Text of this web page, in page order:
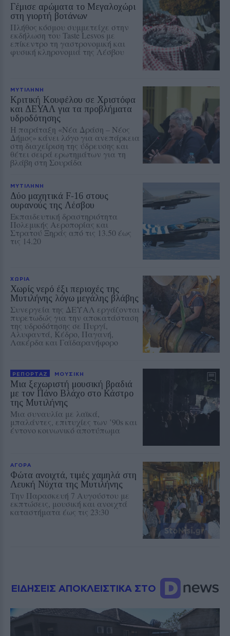
Γέμισε αρώματα το Μεγαλοχώρι
στη γιορτή βοτάνων
Πλήθος κόσμου συμμετείχε στην
εκδήλωση του Taste Lesvos με
επίκεντρο τη γαστρονομική και
φυσική κληρονομιά της Λέσβου
ΜΥΤΙΛΗΝΗ
Κριτική Κουφέλου σε Χριστόφα
και ΔΕΥΑΛ για τα προβλήματα
υδροδότησης
Η παράταξη «Νέα Δράση – Νέος
Δήμος» κάνει λόγο για ανεπάρκεια
στη διαχείριση της ύδρευσης και
θέτει σειρά ερωτημάτων για τη
βλάβη στη Σουράδα
ΜΥΤΙΛΗΝΗ
Δύο μαχητικά F‑16 στους
ουρανούς της Λέσβου
Εκπαιδευτική δραστηριότητα
Πολεμικής Αεροπορίας και
Στρατού Ξηράς από τις 13.50 έως
τις 14.20
ΧΩΡΙΑ
Χωρίς νερό έξι περιοχές της
Μυτιλήνης λόγω μεγάλης βλάβης
Συνεργεία της ΔΕΥΑΛ εργάζονται
πυρετωδώς για την αποκατάσταση
της υδροδότησης σε Πυργί,
Αλυφαντά, Κέδρο, Παγανή,
Λακέρδα και Γαϊδαρανήφορο
ΡΕΠΟΡΤΑΖ ΜΟΥΣΙΚΗ
Μια ξεχωριστή μουσική βραδιά
με τον Πάνο Βλάχο στο Κάστρο
της Μυτιλήνης
Μια συναυλία με λαϊκά,
μπαλάντες, επιτυχίες των ’90s και
έντονο κοινωνικό αποτύπωμα
ΑΓΟΡΑ
Φώτα ανοιχτά, τιμές χαμηλά στη
Λευκή Νύχτα της Μυτιλήνης
Την Παρασκευή 7 Αυγούστου με
εκπτώσεις, μουσική και ανοιχτά
καταστήματα έως τις 23:30
ΕΙΔΗΣΕΙΣ ΑΠΟΚΛΕΙΣΤΙΚΑ ΣΤΟ